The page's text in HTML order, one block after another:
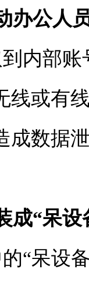
办公人
内部账
线或有
成数据
成“呆设
呆设